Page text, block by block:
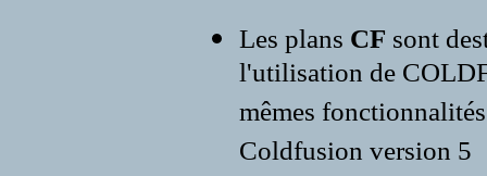
Les plans CF sont
l'utilisation de
mêmes
Coldfusion version 5